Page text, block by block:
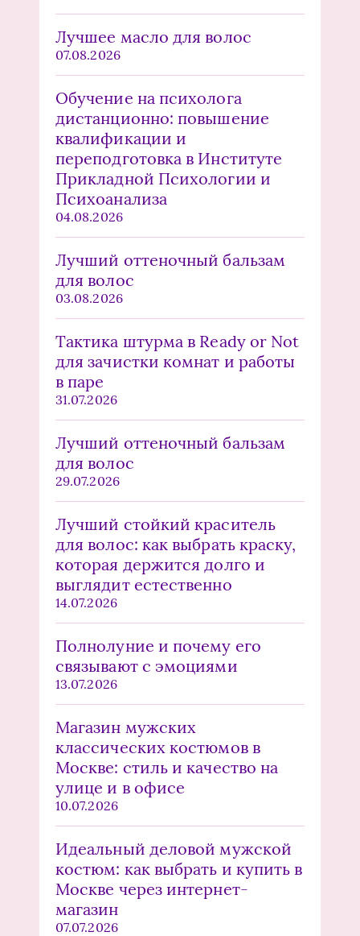
Лучшее масло для волос
07.08.2026
Обучение на психолога
дистанционно: повышение
квалификации и
переподготовка в Институте
Прикладной Психологии и
Психоанализа
04.08.2026
Лучший оттеночный бальзам
для волос
03.08.2026
Тактика штурма в Ready or Not
для зачистки комнат и работы
в паре
31.07.2026
Лучший оттеночный бальзам
для волос
29.07.2026
Лучший стойкий краситель
для волос: как выбрать краску,
которая держится долго и
выглядит естественно
14.07.2026
Полнолуние и почему его
связывают с эмоциями
13.07.2026
Магазин мужских
классических костюмов в
Москве: стиль и качество на
улице и в офисе
10.07.2026
Идеальный деловой мужской
костюм: как выбрать и купить в
Москве через интернет-
магазин
07.07.2026